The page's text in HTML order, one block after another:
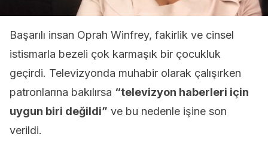
Başarılı insan Oprah Winfrey, fakirlik ve cinsel
istismarla bezeli çok karmaşık bir çocukluk
geçirdi. Televizyonda muhabir olarak çalışırken
patronlarına bakılırsa “televizyon haberleri için
uygun biri değildi” ve bu nedenle işine son
verildi.